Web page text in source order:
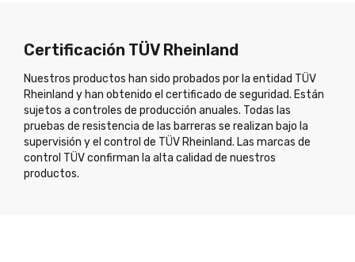
Certificación TÜV Rheinland
Nuestros productos han sido probados por la entidad TÜV
Rheinland y han obtenido el certificado de seguridad. Están
sujetos a controles de producción anuales. Todas las
pruebas de resistencia de las barreras se realizan bajo la
supervisión y el control de TÜV Rheinland. Las marcas de
control TÜV confirman la alta calidad de nuestros
productos.